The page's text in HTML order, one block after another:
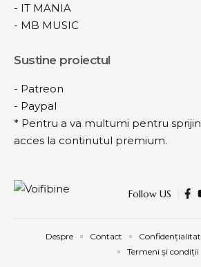
- IT MANIA
- MB MUSIC
Sustine proiectul
- Patreon
- Paypal
* Pentru a va multumi pentru
acces la continutul premium.
Follow US
Despre Contact
Termeni și condiții